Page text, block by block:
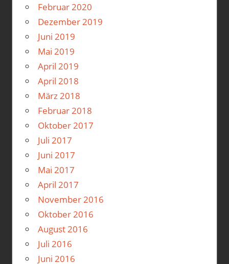
Februar 2020
Dezember 2019
Juni 2019
Mai 2019
April 2019
April 2018
März 2018
Februar 2018
Oktober 2017
Juli 2017
Juni 2017
Mai 2017
April 2017
November 2016
Oktober 2016
August 2016
Juli 2016
Juni 2016